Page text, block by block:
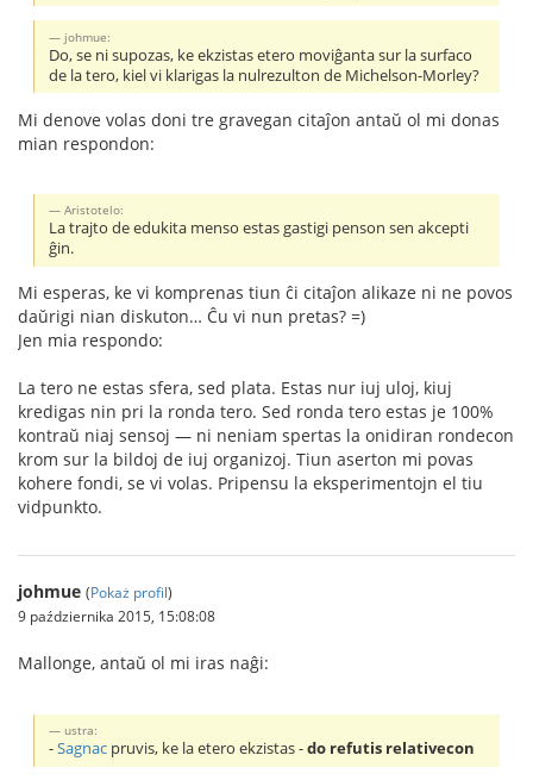
johmue:
Do, se ni supozas, ke ekzistas etero moviĝanta sur la surfaco
de la tero, kiel vi klarigas la nulrezulton de Michelson-Morley?
Mi denove volas doni tre gravegan citaĵon antaŭ ol mi donas
mian respondon:
Aristotelo:
La trajto de edukita menso estas gastigi penson sen akcepti
ĝin.
Mi esperas, ke vi komprenas tiun ĉi citaĵon alikaze ni ne povos
daŭrigi nian diskuton… Ĉu vi nun pretas? =)
Jen mia respondo:
La tero ne estas sfera, sed plata. Estas nur iuj uloj, kiuj
kredigas nin pri la ronda tero. Sed ronda tero estas je 100%
kontraŭ niaj sensoj — ni neniam spertas la onidiran rondecon
krom sur la bildoj de iuj organizoj. Tiun aserton mi povas
kohere fondi, se vi volas. Pripensu la eksperimentojn el tiu
vidpunkto.
johmue (Pokaż profil)
9 października 2015, 15:08:08
Mallonge, antaŭ ol mi iras naĝi:
ustra:
-Sagnac pruvis, ke la etero ekzistas -do refutis relativecon